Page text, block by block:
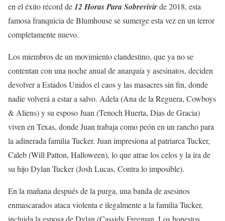
en el éxito récord de12 Horas Para Sobrevivirde 2018, esta
famosa franquicia de Blumhouse se sumerge esta vez en un terror
completamente nuevo.
Los miembros de un movimiento clandestino, que ya no se
contentan con una noche anual de anarquía y asesinatos, deciden
devolver a Estados Unidos el caos y las masacres sin fin, donde
nadie volverá a estar a salvo. Adela (Ana de la Reguera, Cowboys
& Aliens) y su esposo Juan (Tenoch Huerta, Días de Gracia)
viven en Texas, donde Juan trabaja como peón en un rancho para
la adinerada familia Tucker. Juan impresiona al patriarca Tucker,
Caleb (Will Patton, Halloween), lo que atrae los celos y la ira de
su hijo Dylan Tucker (Josh Lucas, Contra lo imposible).
En la mañana después de la purga, una banda de asesinos
enmascarados ataca violenta e ilegalmente a la familia Tucker,
incluida la esposa de Dylan (Cassidy Freeman, Los honestos